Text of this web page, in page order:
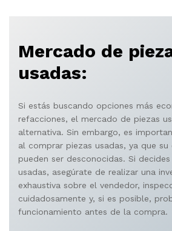
Mercado de
usadas:
Si estás buscando opciones más
refacciones, el mercado de piezas
alternativa. Sin embargo, es
al comprar piezas usadas, ya que
pueden ser desconocidas. Si
usadas, asegúrate de realizar una
exhaustiva sobre el vendedor,
cuidadosamente y, si es posible,
funcionamiento antes de la compra.